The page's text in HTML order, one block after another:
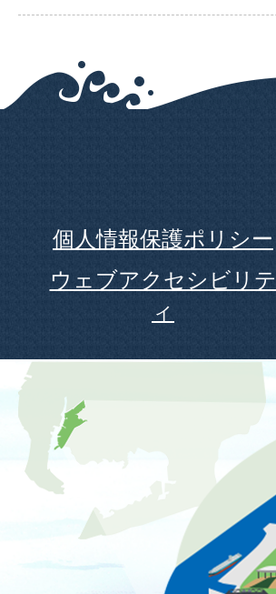
個人情報保護ポリシー
ウェブアクセシビリテ
ィ